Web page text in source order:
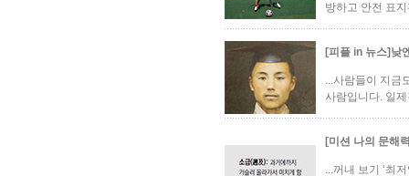
방하고 안전 표
[피플 in 뉴스]낮
...사람들이 지금
사람입니다. 일
[미션 나의 문해
...꺼내 보기 ‘최